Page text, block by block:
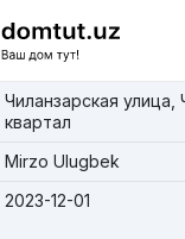
Чиланзарская улица,
квартал
Mirzo Ulugbek
2023-12-01